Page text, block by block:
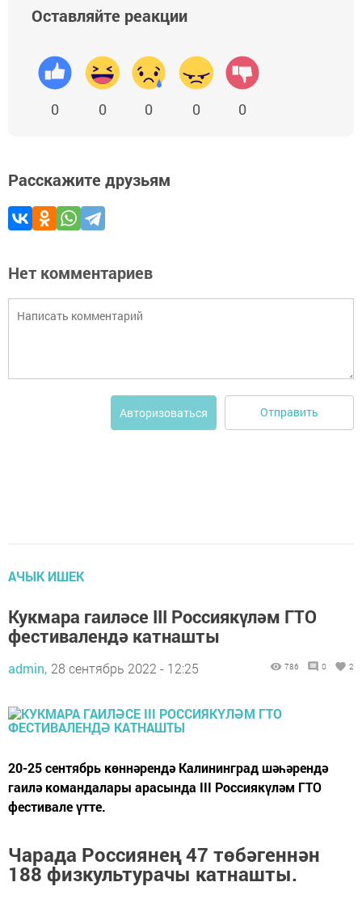
Оставляйте реакции
0 0 0 0 0
Расскажите друзьям
Нет комментариев
Авторизоваться Отправить
АЧЫК ИШЕК
Кукмара гаиләсе III Россиякүләм ГТО
фестивалендә катнашты
admin, 28 сентябрь 2022 - 12:25 786 0 2
20-25 сентябрь көннәрендә Калининград шәһәрендә
гаилә командалары арасында III Россиякүләм ГТО
фестивале үтте.
Чарада Россиянең 47 төбәгеннән
188 физкультурачы катнашты.